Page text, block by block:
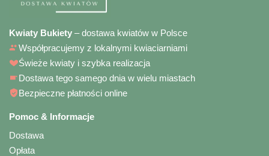
Kwiaty Bukiety – dostawa kwiatów w Polsce
Współpracujemy z lokalnymi kwiaciarniami
Świeże kwiaty i szybka realizacja
Dostawa tego samego dnia w wielu miastach
Bezpieczne płatności online
Pomoc & Informacje
Dostawa
Opłata